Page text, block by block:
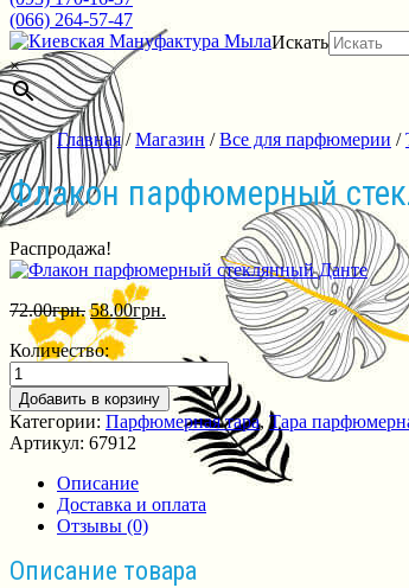
(066) 264-57-47
Искать
×
Главная/Магазин /Все для парфюмерии /
Флакон парфюмерный
Распродажа!
72.00грн. 58.00грн.
Количество:
Добавить в корзину
Категории: Парфюмерная тара,Тара
Артикул: 67912
Описание
Доставка и оплата
Отзывы (0)
Описание товара